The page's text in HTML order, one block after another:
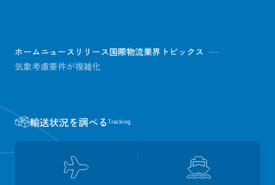
ホームニュースリリース国際物流業界トピックス
気象考慮要件が複雑化
輸送状況を調べる Tracking